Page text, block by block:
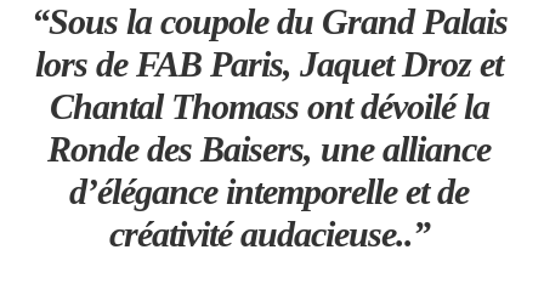
“Sous la coupole du Grand Palais
lors de FAB Paris, Jaquet Droz et
Chantal Thomass ont dévoilé la
Ronde des Baisers, une alliance
d’élégance intemporelle et de
créativité audacieuse..”